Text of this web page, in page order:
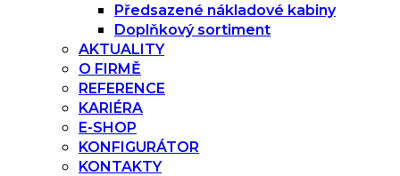
Předsazené nákladové kabiny
Doplňkový sortiment
AKTUALITY
O FIRMĚ
REFERENCE
KARIÉRA
E-SHOP
KONFIGURÁTOR
KONTAKTY